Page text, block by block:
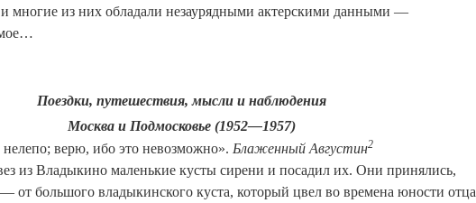
многие из них обладали незаурядными актерскими данными —
Поездки, путешествия, мысли и наблюдения
Москва и Подмосковье (1952—1957)
верю, ибо это невозможно». Блаженный Августин2
изВладыкино маленькие кусты сирени и посадил их. Они принялись,
— от большого владыкинского куста, который цвел во времена юности отца